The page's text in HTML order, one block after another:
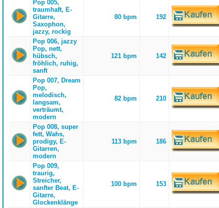
Pop 005,
traumhaft, E-
Gitarre,
Saxophon,
jazzy, rockig
80 bpm 192
Pop 006, jazzy
Pop, nett,
hübsch,
fröhlich, ruhig,
sanft
121 bpm 142
Pop 007, Dream
Pop,
melodisch,
langsam,
verträumt,
modern
82 bpm 210
Pop 008, super
fett, Wahs,
prodigy, E-
Gitarren,
modern
113 bpm 186
Pop 009,
traurig,
Streicher,
sanfter Beat, E-
Gitarre,
Glockenklänge
100 bpm 153